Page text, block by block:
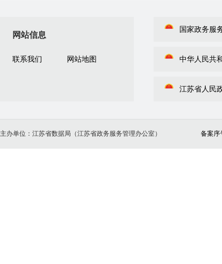
网站信息
联系我们 网站地图
国家政务服
中华人民共
江苏省人民
主办单位：江苏省数据局（江苏省政务服务管理办公室） 备案序